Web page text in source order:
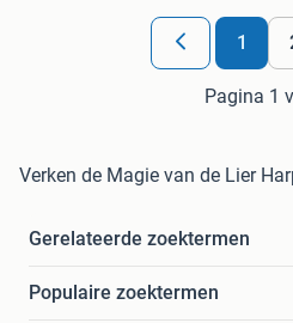
1
Pagina 1
Verken de Magie van de Lier
Gerelateerde zoektermen
Populaire zoektermen